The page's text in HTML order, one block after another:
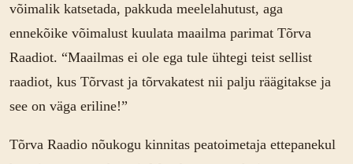
võimalik katsetada, pakkuda meelelahutust, aga
ennekõike võimalust kuulata maailma parimat Tõrva
Raadiot. “Maailmas ei ole ega tule ühtegi teist sellist
raadiot, kus Tõrvast ja tõrvakatest nii palju räägitakse ja
see on väga eriline!”
Tõrva Raadio nõukogu kinnitas peatoimetaja ettepanekul